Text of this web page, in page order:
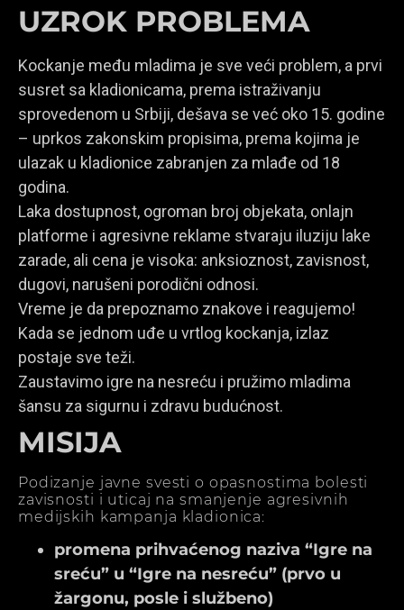
UZROK PROBLEMA
Kockanje među mladima je sve veći problem, a prvi
susret sa kladionicama, prema istraživanju
sprovedenom u Srbiji, dešava se već oko 15. godine
– uprkos zakonskim propisima, prema kojima je
ulazak u kladionice zabranjen za mlađe od 18
godina.
Laka dostupnost, ogroman broj objekata, onlajn
platforme i agresivne reklame stvaraju iluziju lake
zarade, ali cena je visoka: anksioznost, zavisnost,
dugovi, narušeni porodični odnosi.
Vreme je da prepoznamo znakove i reagujemo!
Kada se jednom uđe u vrtlog kockanja, izlaz
postaje sve teži.
Zaustavimo igre na nesreću i pružimo mladima
šansu za sigurnu i zdravu budućnost.
MISIJA
Podizanje javne svesti o opasnostima bolesti
zavisnosti i uticaj na smanjenje agresivnih
medijskih kampanja kladionica:
promena prihvaćenog naziva “Igre na
sreću” u “Igre na nesreću” (prvo u
žargonu, posle i službeno)